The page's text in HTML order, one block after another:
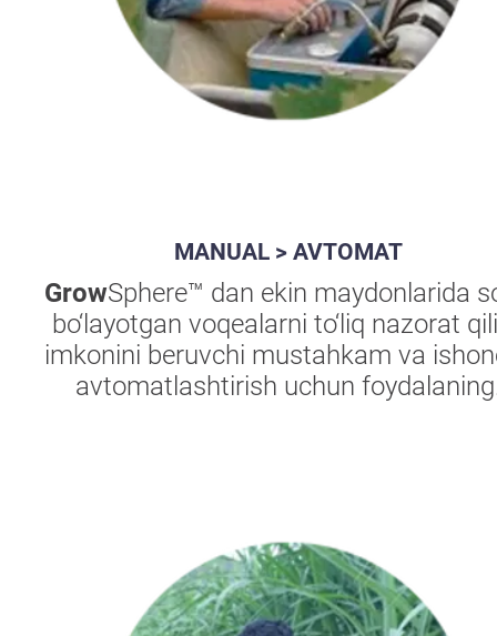
MANUAL > AVTOMAT
GrowSphere™ dan ekin maydonlarida
bo‘layotgan voqealarni to‘liq nazorat
imkonini beruvchi mustahkam va
avtomatlashtirish uchun